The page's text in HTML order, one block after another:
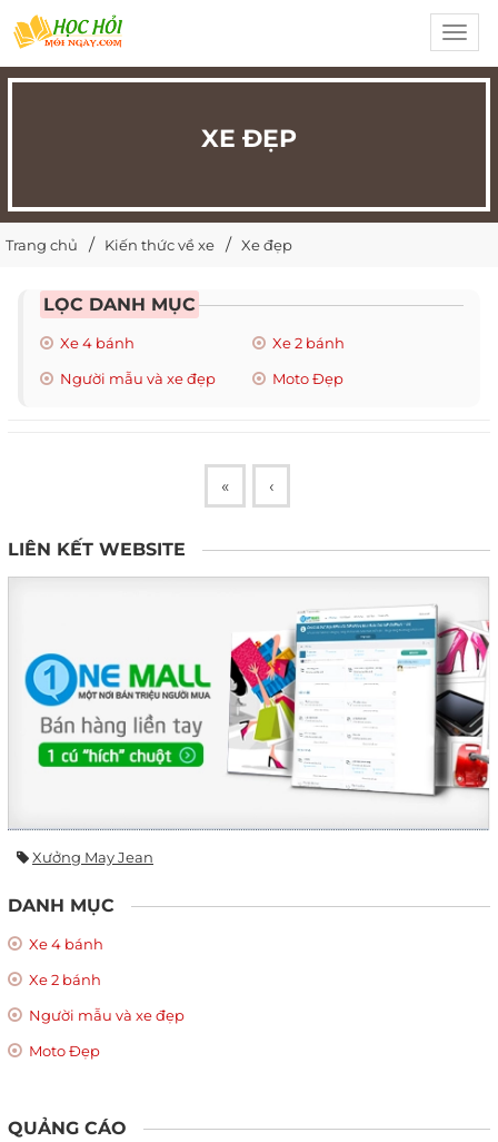
XE ĐẸP
Trang chủ Kiến thức về xe Xe đẹp
LỌC DANH MỤC
Xe 4 bánh
Xe 2 bánh
Người mẫu và xe đẹp
Moto Đẹp
« ‹
LIÊN KẾT WEBSITE
Xưởng May Jean
DANH MỤC
Xe 4 bánh
Xe 2 bánh
Người mẫu và xe đẹp
Moto Đẹp
QUẢNG CÁO